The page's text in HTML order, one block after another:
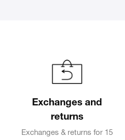
Exchanges and
returns
Exchanges & returns for 15